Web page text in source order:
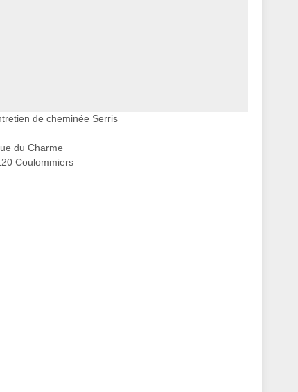
de cheminée Serris
du Charme
Coulommiers